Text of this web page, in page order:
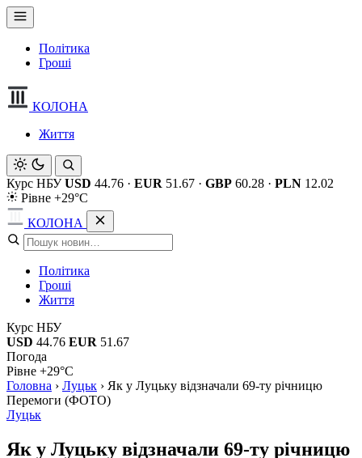
Політика
Гроші
КОЛОНА
Життя
Курс НБУ USD 44.76 · EUR 51.67 · GBP 60.28 · PLN 12.02
Рівне +29°C
КОЛОНА
Політика
Гроші
Життя
Курс НБУ
USD 44.76 EUR 51.67
Погода
Рівне +29°C
Головна › Луцьк › Як у Луцьку відзначали 69-ту річницю
Перемоги (ФОТО)
Луцьк
Як у Луцьку відзначали 69-ту річницю